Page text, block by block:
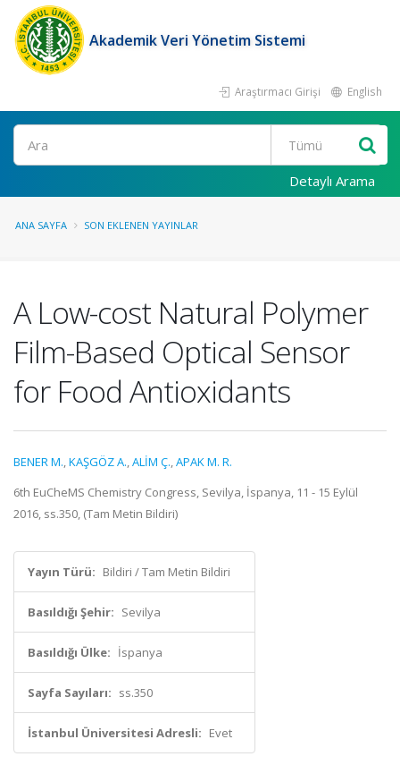
Akademik Veri Yönetim Sistemi
Araştırmacı Girişi English
Ara
Detaylı Arama
ANA SAYFA SON EKLENEN YAYINLAR
A Low-cost Natural Polymer
Film-Based Optical Sensor
for Food Antioxidants
BENER M.,KAŞGÖZ A.,ALİM Ç.,APAK M. R.
6th EuCheMS Chemistry Congress, Sevilya, İspanya, 11 - 15 Eylül
2016, ss.350, (Tam Metin Bildiri)
Yayın Türü: Bildiri / Tam Metin Bildiri
Basıldığı Şehir: Sevilya
Basıldığı Ülke: İspanya
Sayfa Sayıları: ss.350
İstanbul Üniversitesi Adresli: Evet